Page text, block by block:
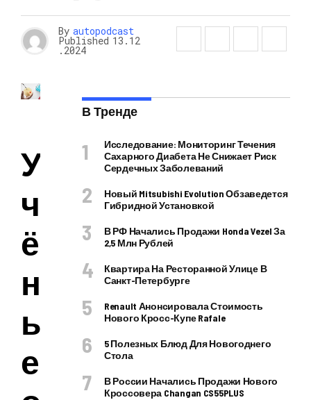
By autopodcast
Published 13.12
.2024
У
ч
ё
н
ы
е
В Тренде
Исследование: Мониторинг Течения
Сахарного Диабета Не Снижает Риск
Сердечных Заболеваний
Новый Mitsubishi Evolution Обзаведется
Гибридной Установкой
В РФ Начались Продажи Honda Vezel За
2,5 Млн Рублей
Квартира На Ресторанной Улице В
Санкт-Петербурге
Renault Анонсировала Стоимость
Нового Кросс-Купе Rafale
5 Полезных Блюд Для Новогоднего
Стола
В России Начались Продажи Нового
Кроссовера Changan CS55PLUS